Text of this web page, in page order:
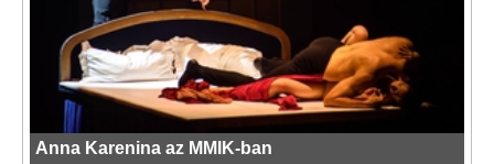
Anna Karenina az MMIK-ban